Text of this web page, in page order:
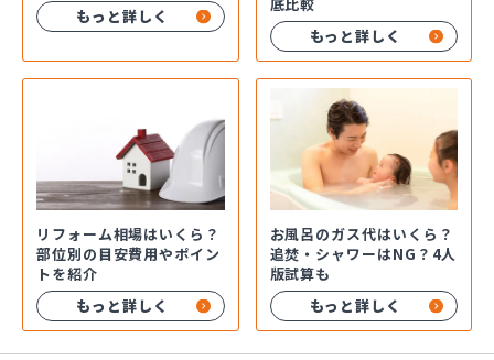
もっと詳しく
もっと詳しく
リフォーム相場はいくら？
部位別の目安費用やポイン
トを紹介
もっと詳しく
お風呂のガス代はいくら？
追焚・シャワーはNG？4人
版試算も
もっと詳しく